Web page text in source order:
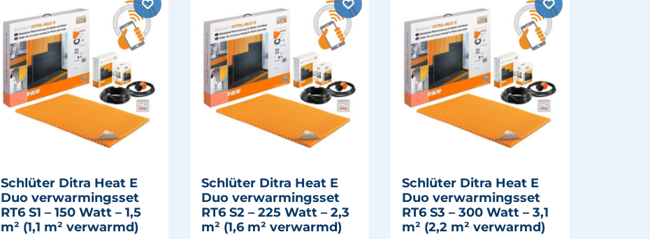
Schlüter Ditra Heat E
Duo verwarmingsset
RT6 S1 – 150 Watt – 1,5
m² (1,1 m² verwarmd)
Schlüter Ditra Heat E
Duo verwarmingsset
RT6 S2 – 225 Watt – 2,3
m² (1,6 m² verwarmd)
Schlüter Ditra Heat E
Duo verwarmingsset
RT6 S3 – 300 Watt – 3,1
m² (2,2 m² verwarmd)